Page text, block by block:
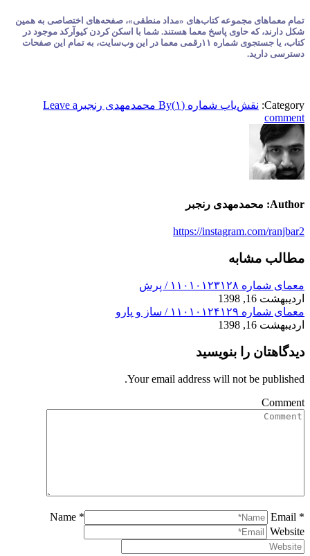
تمام معماهای مجموعه کتاب‌های «مداد منطقی»، صفحه‌های اختصاصی به همین
شکل دارند، که حاوی پاسخ معما هستند. شما با اسکن کردن کیوآرکد موجود در
کتاب، یا جستجوی شماره ۱۱رقمی معما در این وب‌سایت، به تمام این صفحات
دسترسی دارید.
Category: نقش‌یاب شماره (۱) By محمدمهدی رنجبر Leave a
comment
Author: محمدمهدی رنجبر
https://instagram.com/ranjbar2
مطالب مشابه
معمای شماره ۱۱۰۱۰۱۲۳۱۲۸ / پرش
اردیبهشت 16, 1398
معمای شماره ۱۱۰۱۰۱۲۴۱۲۹ / ساز و پارو
اردیبهشت 16, 1398
دیدگاهتان را بنویسید
Your email address will not be published.
Comment
Name *
Email *
Website